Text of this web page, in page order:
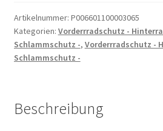
Artikelnummer: P006601100003065
Kategorien: Vorderrradschutz -
Schlammschutz -, Vorderrradschutz -
Schlammschutz -
Beschreibung